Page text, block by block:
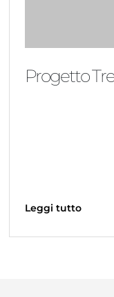
Progetto
Leggi tutto